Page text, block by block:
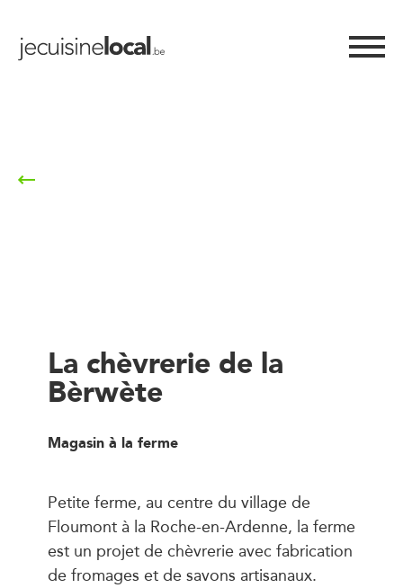
La chèvrerie de la
Bèrwète
Magasin à la ferme
Petite ferme, au centre du village de
Floumont à la Roche-en-Ardenne, la ferme
est un projet de chèvrerie avec fabrication
de fromages et de savons artisanaux.